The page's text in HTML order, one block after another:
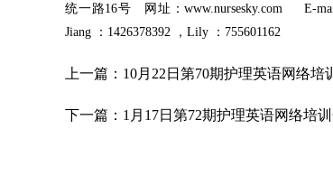
统一路16号 网址：www.nursesky.com E-mail:
Jiang ：1426378392 ，Lily ：755601162
上一篇： 10月22日第70期护理英语网络培
下一篇： 1月17日第72期护理英语网络培